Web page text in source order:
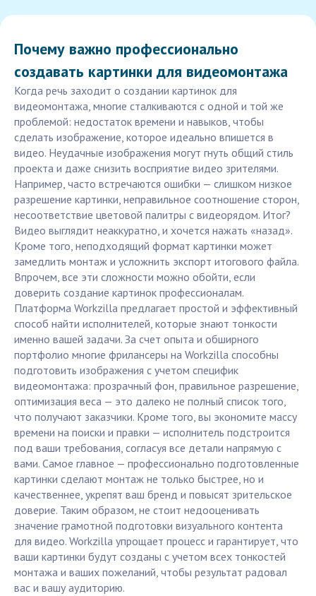
Почему важно профессионально
создавать картинки для видеомонтажа
Когда речь заходит о создании картинок для
видеомонтажа, многие сталкиваются с одной и той же
проблемой: недостаток времени и навыков, чтобы
сделать изображение, которое идеально впишется в
видео. Неудачные изображения могут гнуть общий стиль
проекта и даже снизить восприятие видео зрителями.
Например, часто встречаются ошибки — слишком низкое
разрешение картинки, неправильное соотношение сторон,
несоответствие цветовой палитры с видеорядом. Итог?
Видео выглядит неаккуратно, и хочется нажать «назад».
Кроме того, неподходящий формат картинки может
замедлить монтаж и усложнить экспорт итогового файла.
Впрочем, все эти сложности можно обойти, если
доверить создание картинок профессионалам.
Платформа Workzilla предлагает простой и эффективный
способ найти исполнителей, которые знают тонкости
именно вашей задачи. За счет опыта и обширного
портфолио многие фрилансеры на Workzilla способны
подготовить изображения с учетом специфик
видеомонтажа: прозрачный фон, правильное разрешение,
оптимизация веса — это далеко не полный список того,
что получают заказчики. Кроме того, вы экономите массу
времени на поиски и правки — исполнитель подстроится
под ваши требования, согласуя все детали напрямую с
вами. Самое главное — профессионально подготовленные
картинки сделают монтаж не только быстрее, но и
качественнее, укрепят ваш бренд и повысят зрительское
доверие. Таким образом, не стоит недооценивать
значение грамотной подготовки визуального контента
для видео. Workzilla упрощает процесс и гарантирует, что
ваши картинки будут созданы с учетом всех тонкостей
монтажа и ваших пожеланий, чтобы результат радовал
вас и вашу аудиторию.